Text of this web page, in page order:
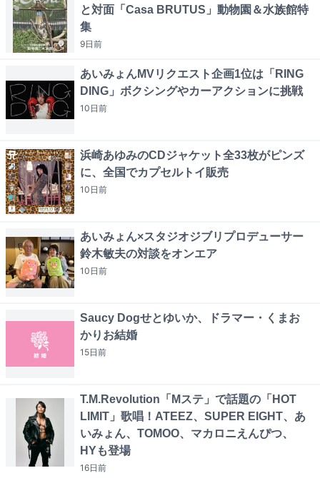
と対面「Casa BRUTUS」動物園＆水族館特
集
9日前
あいみょんMVリクエスト企画1位は「RING
DING」ボクシングやカーアクションに挑戦
10日前
浜崎あゆみのCDジャケット全33枚がピンズ
に、全国でカプセルトイ販売
10日前
あいみょん×スタジオジブリプロデューサー
鈴木敏夫の対談をオンエア
10日前
Saucy Dogせとゆいか、ドラマー・くまお
かりお結婚
15日前
T.M.Revolution「Mステ」で話題の「HOT
LIMIT」歌唱！ATEEZ、SUPER EIGHT、あ
いみょん、TOMOO、マカロニえんぴつ、
HYも登場
16日前